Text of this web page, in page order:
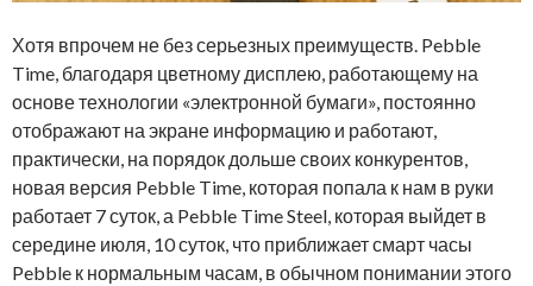
Хотя впрочем не без серьезных преимуществ. Pebble
Time, благодаря цветному дисплею, работающему на
основе технологии «электронной бумаги», постоянно
отображают на экране информацию и работают,
практически, на порядок дольше своих конкурентов,
новая версия Pebble Time, которая попала к нам в руки
работает 7 суток, а Pebble Time Steel, которая выйдет в
середине июля, 10 суток, что приближает смарт часы
Pebble к нормальным часам, в обычном понимании этого